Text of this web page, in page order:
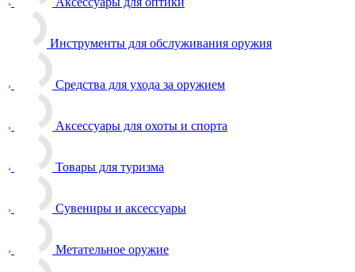
Инструменты для обслуживания оружия
Средства для ухода за оружием
Аксессуары для охоты и спорта
Товары для туризма
Сувениры и аксессуары
Метательное оружие